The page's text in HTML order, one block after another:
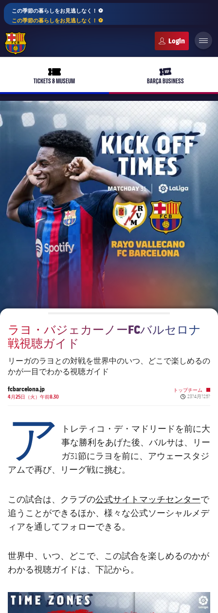
この季節の暮らしをお見逃しなく！ ⚽️
この季節の暮らしをお見逃しなく！ ⚽️
ticket-full
TICKETS & MUSEUM
ticket-vip
BARÇA BUSINESS
plusicon
label.aria.plus
バルサアカデミー
plusicon
label.aria.plus
10年毎
会長
レジェンド
監督
plusicon
label.aria.plus
プレスパス
Facilities
PLUSICON
LABEL.ARIA.PLUS
トップチーム
女子サッカー
plusicon
label.aria.plus
スケジュール
チケット
結果
順位表
バルサAtlètic
plusicon
label.aria.plus
スケジュール
チケット
結果
PLUSICON
LABEL.ARIA.PLUS
トップチーム
plusicon
label.aria.plus
スケジュール
チケット
結果
順位表
PLUSICON
LABEL.ARIA.PLUS
トップチーム
スケジュール
チケット
結果
PLUSICON
LABEL.ARIA.PLUS
トップチーム
plusicon
label.aria.plus
スケジュール
結果
PLUSICON
LABEL.ARIA.PLUS
スケジュール
チケット
順位表
ラヨ・バジェカーノーFCバルセロナ
戦視聴ガイド
リーガのラヨとの対戦を世界中のいつ、どこで楽しめるの
かが一目でわかる視聴ガイド
fcbarcelona.jp
4月25日（火）午前8.30
トップチーム
Published
23?4月?25?
ア
トレティコ・デ・マドリードを前に大
事な勝利をあげた後、バルサは、リー
ガ31節にラヨを前に、アウェースタジ
アムで再び、リーグ戦に挑む。
この試合は、クラブの公式サイトマッチセンターで
追うことができるほか、様々な公式ソーシャルメデ
ィアを通してフォローできる。
世界中、いつ、どこで、この試合を楽しめるのかが
わかる視聴ガイドは、下記から。